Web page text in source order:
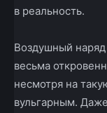
в реальность.
Воздушный
весьма
несмотря на
вульгарным.